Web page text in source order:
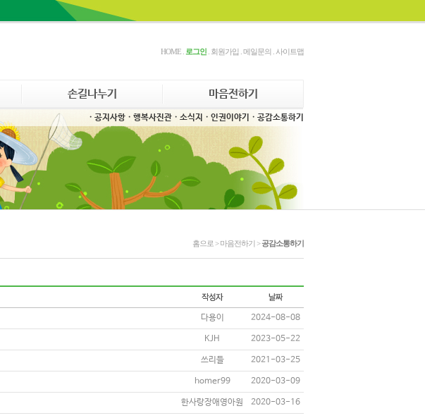
HOME 로그인 회원가입 메일문의 사이트맵
손길나누기 마음전하기
· 공지사항 · 행복사진관 · 소식지 · 인권이야기 · 공감소통하기
홈으로 >마음전하기 >공감소통하기
다용이 2024-08-08
KJH 2023-05-22
쓰리들 2021-03-25
homer99 2020-03-09
한사랑장애영아원 2020-03-16